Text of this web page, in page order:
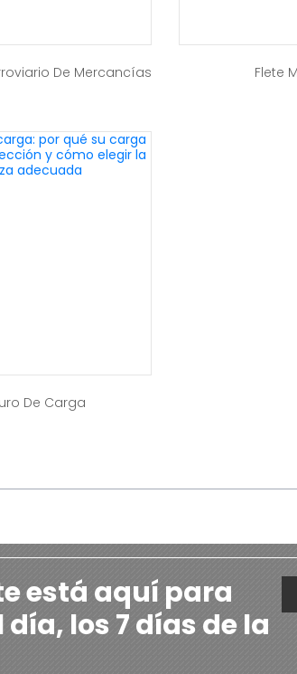
De Mercancías Flete
De Carga
está aquí para
los 7 días de la